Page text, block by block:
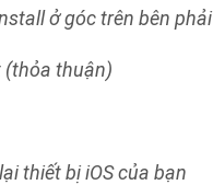
ở góc trên bên phải
(thỏa thuận)
thiết bị iOS của bạn